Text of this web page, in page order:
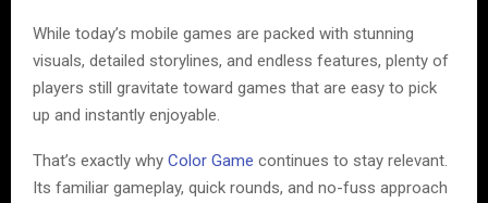
While today’s mobile games are packed with stunning
visuals, detailed storylines, and endless features, plenty of
players still gravitate toward games that are easy to pick
up and instantly enjoyable.
That’s exactly why Color Game continues to stay relevant.
Its familiar gameplay, quick rounds, and no-fuss approach